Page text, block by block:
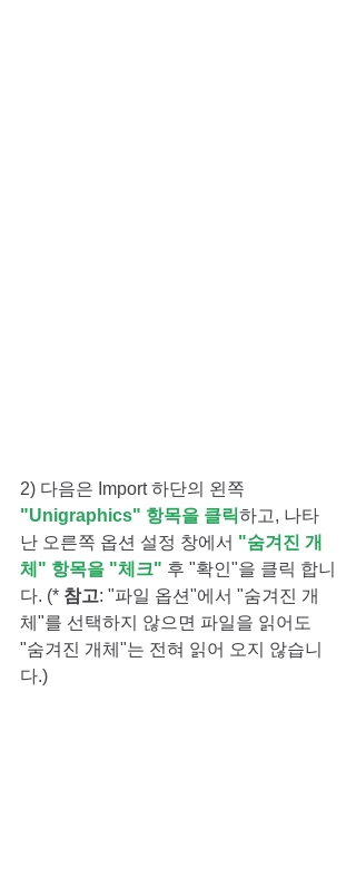
2) 다음은 Import 하단의 왼쪽
"Unigraphics" 항목을 클릭하고, 나타
난 오른쪽 옵션 설정 창에서 "숨겨진 개
체" 항목을 "체크" 후 "확인"을 클릭 합니
다. (* 참고: "파일 옵션"에서 "숨겨진 개
체"를 선택하지 않으면 파일을 읽어도
"숨겨진 개체"는 전혀 읽어 오지 않습니
다.)